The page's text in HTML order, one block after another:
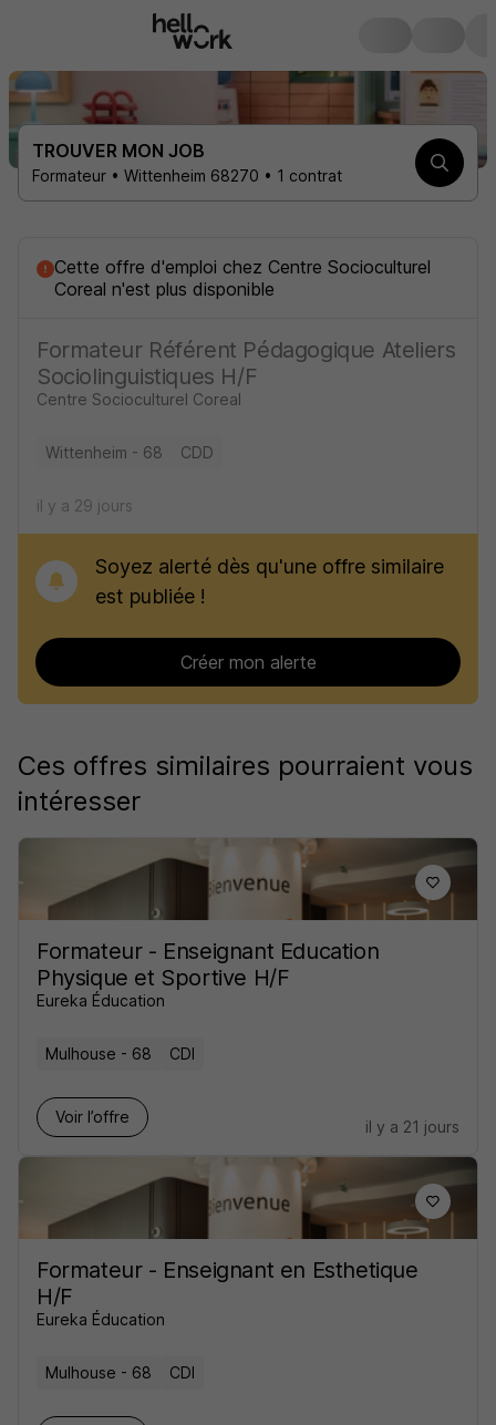
TROUVER MON JOB
Formateur • Wittenheim 68270 • 1 contrat
Cette offre d'emploi chez Centre Socioculturel
Coreal n'est plus disponible
Formateur Référent Pédagogique Ateliers
Sociolinguistiques H/F
Centre Socioculturel Coreal
Wittenheim - 68 CDD
il y a 29 jours
Soyez alerté dès qu'une offre similaire
est publiée !
Créer mon alerte
Ces offres similaires pourraient vous
intéresser
Formateur - Enseignant Education
Physique et Sportive H/F
Eureka Éducation
Mulhouse - 68 CDI
Voir l’offre
il y a 21 jours
Formateur - Enseignant en Esthetique
H/F
Eureka Éducation
Mulhouse - 68 CDI